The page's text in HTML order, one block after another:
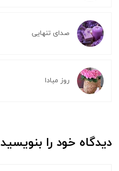
صدای تنهایی
روز مبادا
دیدگاه خود را بنویسید